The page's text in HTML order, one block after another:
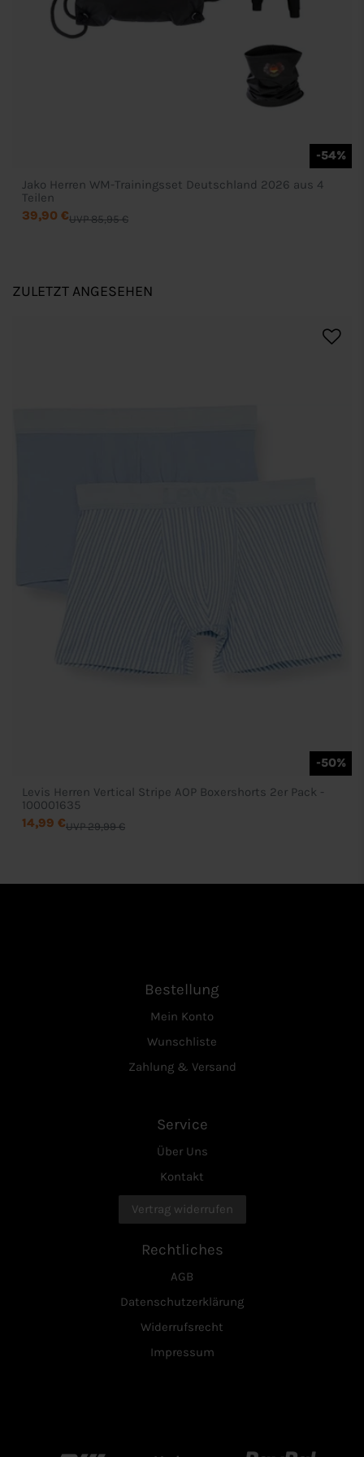
-54%
Jako Herren WM-Trainingsset Deutschland 2026 aus 4
Teilen
UVP 85,95 €
39,90 €
ZULETZT ANGESEHEN
-50%
Levis Herren Vertical Stripe AOP Boxershorts 2er Pack -
100001635
UVP 29,99 €
14,99 €
Bestellung
Mein Konto
Wunschliste
Zahlung & Versand
Service
Über Uns
Kontakt
Vertrag widerrufen
Rechtliches
AGB
Datenschutzerklärung
Widerrufsrecht
Impressum